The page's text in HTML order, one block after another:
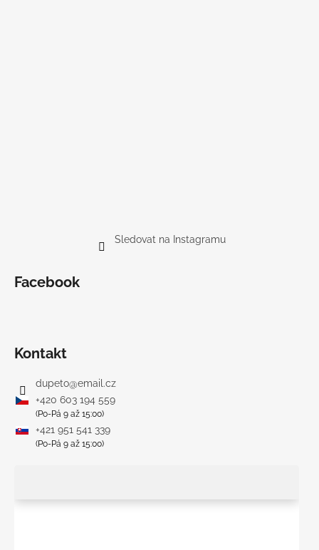
Sledovat na Instagramu
Facebook
Kontakt
dupeto@email.cz
+420 603 194 559
(Po-Pá 9 až 15:00)
+421 951 541 339
(Po-Pá 9 až 15:00)